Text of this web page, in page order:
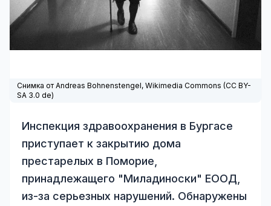
Снимка от Andreas Bohnenstengel, Wikimedia Commons (CC BY-
SA 3.0 de)
Инспекция здравоохранения в Бургасе
приступает к закрытию дома
престарелых в Поморие,
принадлежащего "Миладиноски" ЕООД,
из-за серьезных нарушений. Обнаружены